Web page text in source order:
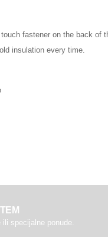
fastener on the back of
insulation every time.
specijalne ponude.